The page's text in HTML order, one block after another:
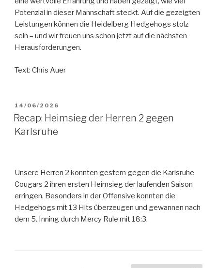
Potenzial in dieser Mannschaft steckt. Auf die gezeigten
Leistungen können die Heidelberg Hedgehogs stolz
sein – und wir freuen uns schon jetzt auf die nächsten
Herausforderungen.
Text: Chris Auer
VERÖFFENTLICHT
AM
14/06/2026
Recap: Heimsieg der Herren 2 gegen
Karlsruhe
Unsere Herren 2 konnten gestern gegen die Karlsruhe
Cougars 2 ihren ersten Heimsieg der laufenden Saison
erringen. Besonders in der Offensive konnten die
Hedgehogs mit 13 Hits überzeugen und gewannen nach
dem 5. Inning durch Mercy Rule mit 18:3.